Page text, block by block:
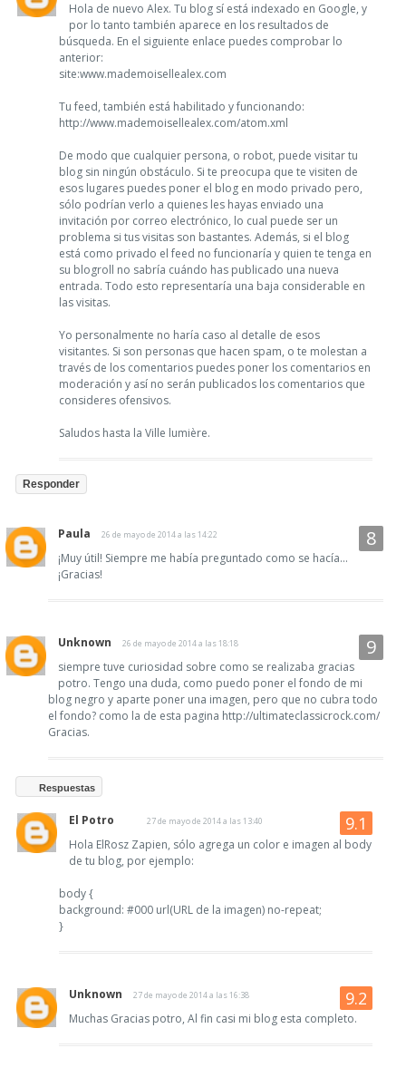
Hola de nuevo Alex. Tu blog sí está indexado en Google, y
por lo tanto también aparece en los resultados de
búsqueda. En el siguiente enlace puedes comprobar lo
anterior:
site:www.mademoisellealex.com
Tu feed, también está habilitado y funcionando:
http://www.mademoisellealex.com/atom.xml
De modo que cualquier persona, o robot, puede visitar tu
blog sin ningún obstáculo. Si te preocupa que te visiten de
esos lugares puedes poner el blog en modo privado pero,
sólo podrían verlo a quienes les hayas enviado una
invitación por correo electrónico, lo cual puede ser un
problema si tus visitas son bastantes. Además, si el blog
está como privado el feed no funcionaría y quien te tenga en
su blogroll no sabría cuándo has publicado una nueva
entrada. Todo esto representaría una baja considerable en
las visitas.
Yo personalmente no haría caso al detalle de esos
visitantes. Si son personas que hacen spam, o te molestan a
través de los comentarios puedes poner los comentarios en
moderación y así no serán publicados los comentarios que
consideres ofensivos.
Saludos hasta la Ville lumière.
Responder
Paula 26 de mayo de 2014 a las 14:22
¡Muy útil! Siempre me había preguntado como se hacía...
¡Gracias!
Unknown 26 de mayo de 2014 a las 18:18
siempre tuve curiosidad sobre como se realizaba gracias
potro. Tengo una duda, como puedo poner el fondo de mi
blog negro y aparte poner una imagen, pero que no cubra todo
el fondo? como la de esta pagina http://ultimateclassicrock.com/
Gracias.
Respuestas
El Potro 27 de mayo de 2014 a las 13:40
Hola ElRosz Zapien, sólo agrega un color e imagen al body
de tu blog, por ejemplo:
body {
background: #000 url(URL de la imagen) no-repeat;
}
Unknown 27 de mayo de 2014 a las 16:38
Muchas Gracias potro, Al fin casi mi blog esta completo.